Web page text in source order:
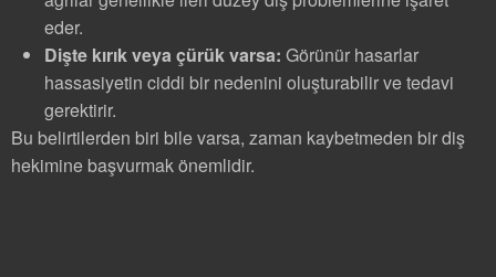
eder.
Dişte kırık veya çürük varsa: Görünür hasarlar
hassasiyetin ciddi bir nedenini oluşturabilir ve tedavi
gerektirir.
Bu belirtilerden biri bile varsa, zaman kaybetmeden bir diş
hekimine başvurmak önemlidir.